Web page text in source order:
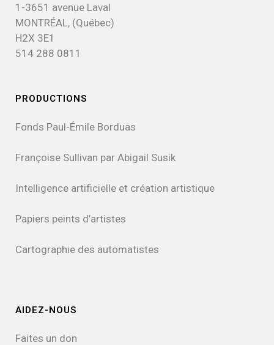
1-3651 avenue Laval
MONTRÉAL, (Québec)
H2X 3E1
514 288 0811
PRODUCTIONS
Fonds Paul-Émile Borduas
Françoise Sullivan par Abigail Susik
Intelligence artificielle et création artistique
Papiers peints d’artistes
Cartographie des automatistes
AIDEZ-NOUS
Faites un don